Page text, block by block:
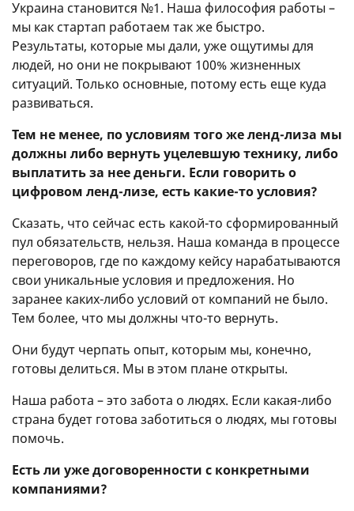
Украина становится №1. Наша философия работы –
мы как стартап работаем так же быстро.
Результаты, которые мы дали, уже ощутимы для
людей, но они не покрывают 100% жизненных
ситуаций. Только основные, потому есть еще куда
развиваться.
Тем не менее, по условиям того же ленд-лиза мы
должны либо вернуть уцелевшую технику, либо
выплатить за нее деньги. Если говорить о
цифровом ленд-лизе, есть какие-то условия?
Сказать, что сейчас есть какой-то сформированный
пул обязательств, нельзя. Наша команда в процессе
переговоров, где по каждому кейсу нарабатываются
свои уникальные условия и предложения. Но
заранее каких-либо условий от компаний не было.
Тем более, что мы должны что-то вернуть.
Они будут черпать опыт, которым мы, конечно,
готовы делиться. Мы в этом плане открыты.
Наша работа – это забота о людях. Если какая-либо
страна будет готова заботиться о людях, мы готовы
помочь.
Есть ли уже договоренности с конкретными
компаниями?